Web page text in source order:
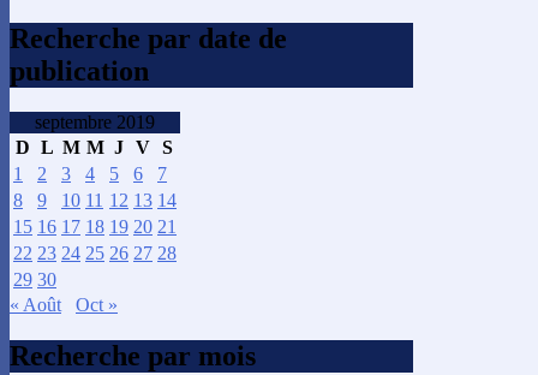
Recherche par date de
publication
septembre 2019
D L M M J V S
1
2 3 4 5 6
7
8
9 10 11 12 13 14
15 16 17 18 19 20 21
22 23 24 25 26 27 28
29 30
« Août
Oct »
Recherche par mois